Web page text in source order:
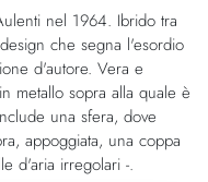
nel 1964. Ibrido tra
che segna l'esordio
d'autore. Vera e
metallo sopra alla quale è
una sfera, dove
appoggiata, una coppa
d'aria irregolari -.